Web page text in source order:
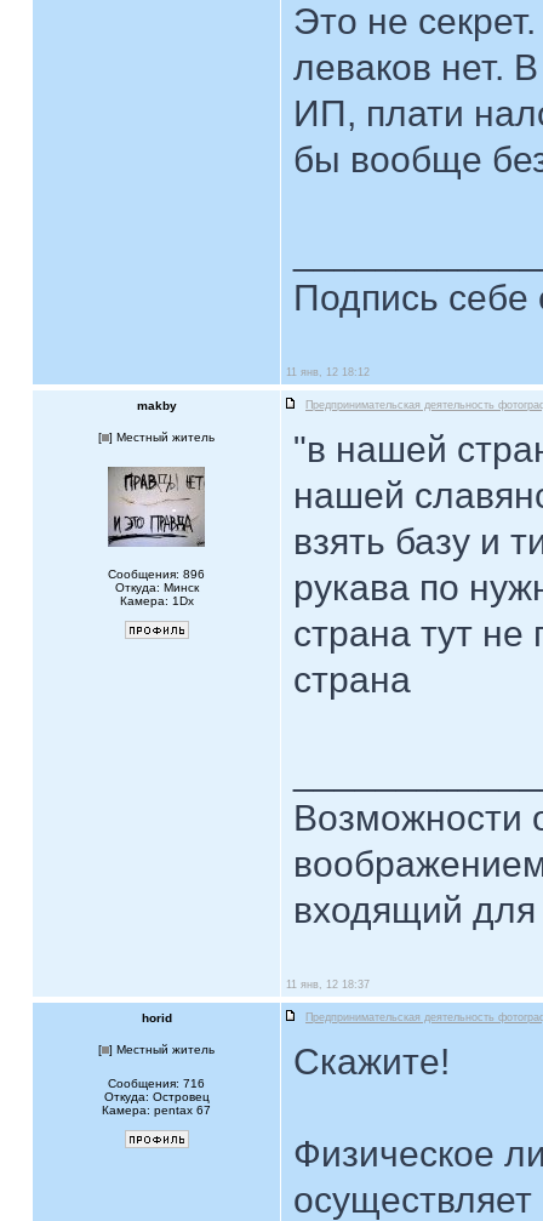
Это не
леваков нет.
ИП, плати
бы вообще
Подпись
11 янв, 12 18:12
makby Предпринимательская деятельность
[ ] Местный житель
Сообщения: 896
Откуда: Минск
Камера: 1Dx
"в нашей
нашей
взять базу и
рукава по
страна тут
страна
Возможности
входящий
11 янв, 12 18:37
horid Предпринимательская деятельность
[ ] Местный житель
Сообщения: 716
Откуда: Островец
Камера: pentax 67
Скажите!
Физическое